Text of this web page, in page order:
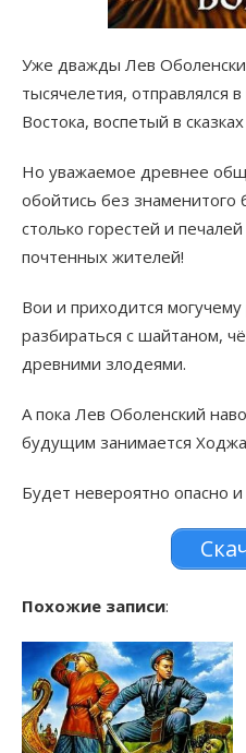
Уже дважды Лев
тысячелетия,
Востока, воспетый в
Но уважаемое древнее
обойтись без знаменитого
столько горестей и
почтенных жителей!
Вои и приходится
разбираться с шайтаном,
древними злодеями.
А пока Лев Оболенский
будущим занимается
Будет невероятно опасно и
Похожие записи: